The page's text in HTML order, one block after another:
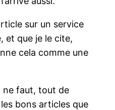
sur un service
et que je le cite,
cela comme une
ne faut, tout de
bons articles que